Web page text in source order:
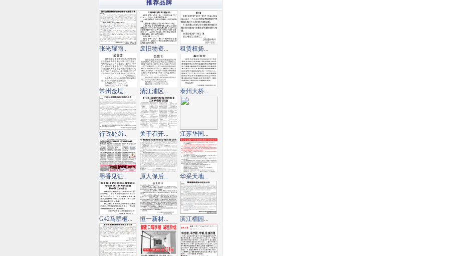
推荐品牌
张光耀雨... 废旧物资... 租赁权扬...
常州金坛... 清江浦区... 泰州大桥...
行政处罚... 关于召开... 江苏华国...
墨香见证... 原人保后... 华采天地...
G42马群枢... 恒一新材... 滨江榴园...